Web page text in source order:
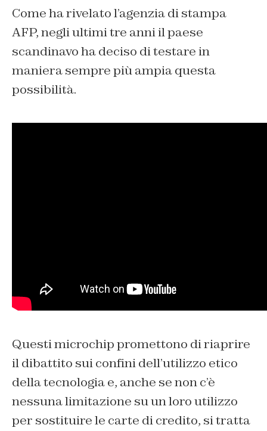
Come ha rivelato l’agenzia di stampa
AFP,negli ultimi tre anni il paese
scandinavo ha deciso di testare in
maniera sempre più ampia questa
possibilità.
Questi microchip promettono di riaprire
il dibattito sui confini dell’utilizzo etico
della tecnologia e, anche se non c’è
nessuna limitazione su un loro utilizzo
per sostituire le carte di credito, si tratta